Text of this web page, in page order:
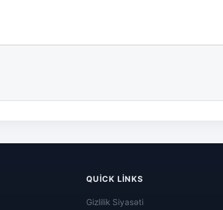
QUICK LINKS
Gizlilik Siyasəti